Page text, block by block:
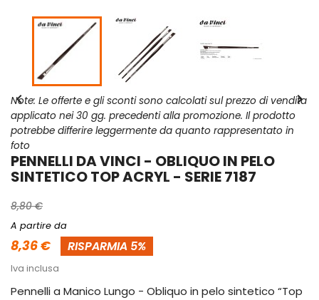
 
Note: Le offerte e gli sconti sono calcolati sul prezzo di vendita
applicato nei 30 gg. precedenti alla promozione. Il prodotto
potrebbe differire leggermente da quanto rappresentato in
foto
PENNELLI DA VINCI - OBLIQUO IN PELO
SINTETICO TOP ACRYL - SERIE 7187
8,80 €
A partire da
8,36 € RISPARMIA 5%
Iva inclusa
Pennelli a Manico Lungo - Obliquo in pelo sintetico “Top